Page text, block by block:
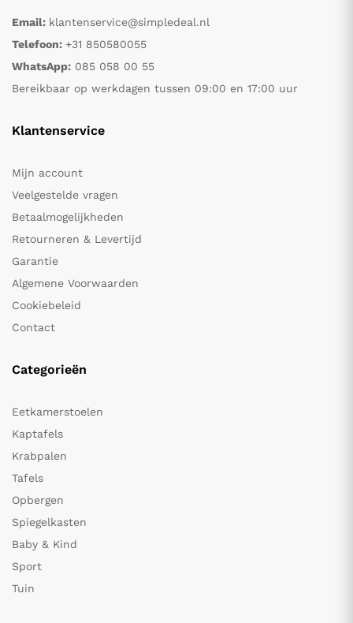
Email: klantenservice@simpledeal.nl
Telefoon: +31 850580055
WhatsApp: 085 058 00 55
Bereikbaar op werkdagen tussen 09:00 en 17:00 uur
Klantenservice
Mijn account
Veelgestelde vragen
Betaalmogelijkheden
Retourneren & Levertijd
Garantie
Algemene Voorwaarden
Cookiebeleid
Contact
Categorieën
Eetkamerstoelen
Kaptafels
Krabpalen
Tafels
Opbergen
Spiegelkasten
Baby & Kind
Sport
Tuin